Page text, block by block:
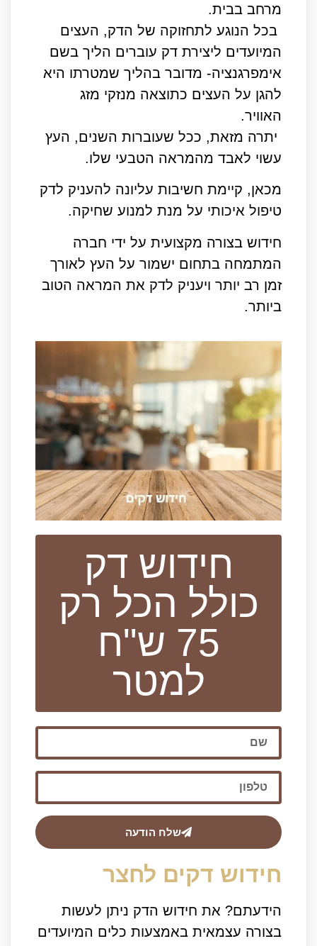
מרחב בבית.
בכל הנוגע לתחזוקה של הדק, העצים
המיועדים ליצירת דק עוברים הליך בשם
אימפרגנציה- מדובר בהליך שמטרתו היא
להגן על העצים כתוצאה מנזקי מזג
האוויר.
יתרה מזאת, ככל שעוברות השנים, העץ
עשוי לאבד מהמראה הטבעי שלו.
מכאן, קיימת חשיבות עליונה להעניק לדק
טיפול איכותי על מנת למנוע שחיקה.
חידוש בצורה מקצועית על ידי חברה
המתמחה בתחום ישמור על העץ לאורך
זמן רב יותר ויעניק לדק את המראה הטוב
ביותר.
חידוש דק
כולל הכל רק
75 ש"ח
למטר
שלח הודעה
חידוש דקים לחצר
הידעתם? את חידוש הדק ניתן לעשות
בצורה עצמאית באמצעות כלים המיועדים